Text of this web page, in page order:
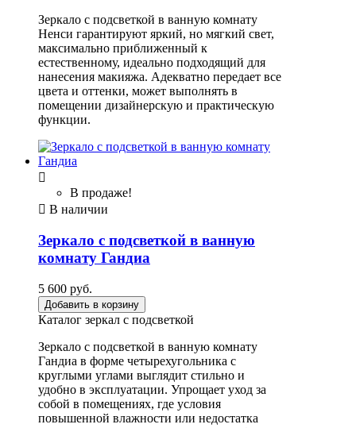
Зеркало с подсветкой в ванную комнату
Ненси гарантируют яркий, но мягкий свет,
максимально приближенный к
естественному, идеально подходящий для
нанесения макияжа. Адекватно передает все
цвета и оттенки, может выполнять в
помещении дизайнерскую и практическую
функции.

В продаже!
 В наличии
Зеркало с подсветкой в ванную
комнату Гандиа
5 600 руб.
Добавить в корзину
Каталог зеркал с подсветкой
Зеркало с подсветкой в ванную комнату
Гандиа в форме четырехугольника с
круглыми углами выглядит стильно и
удобно в эксплуатации. Упрощает уход за
собой в помещениях, где условия
повышенной влажности или недостатка